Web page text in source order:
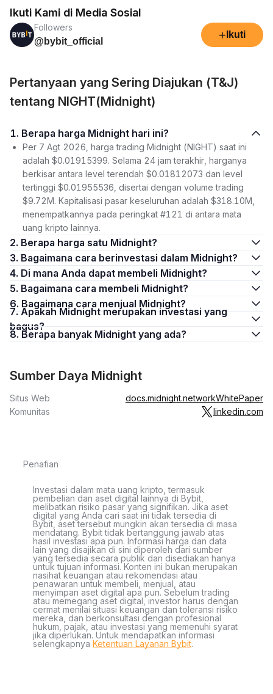
Ikuti Kami di Media Sosial
Followers
@bybit_official
+ Ikuti
Pertanyaan yang Sering Diajukan (T&J)
tentang NIGHT(Midnight)
1. Berapa harga Midnight hari ini?
Per 7 Agt 2026, harga trading Midnight (NIGHT) saat ini
adalah $0.01915399. Selama 24 jam terakhir, harganya
berkisar antara level terendah $0.01812073 dan level
tertinggi $0.01955536, disertai dengan volume trading
$9.72M. Kapitalisasi pasar keseluruhan adalah $318.10M,
menempatkannya pada peringkat #121 di antara mata
uang kripto lainnya.
2. Berapa harga satu Midnight?
3. Bagaimana cara berinvestasi dalam Midnight?
4. Di mana Anda dapat membeli Midnight?
5. Bagaimana cara membeli Midnight?
6. Bagaimana cara menjual Midnight?
7. Apakah Midnight merupakan investasi yang
bagus?
8. Berapa banyak Midnight yang ada?
Sumber Daya Midnight
Situs Web docs.midnight.networkWhitePaper
Komunitas
linkedin.com
Penafian
Investasi dalam mata uang kripto, termasuk
pembelian dan aset digital lainnya di Bybit,
melibatkan risiko pasar yang signifikan. Jika aset
digital yang Anda cari saat ini tidak tersedia di
Bybit, aset tersebut mungkin akan tersedia di masa
mendatang. Bybit tidak bertanggung jawab atas
hasil investasi apa pun. Informasi harga dan data
lain yang disajikan di sini diperoleh dari sumber
yang tersedia secara publik dan disediakan hanya
untuk tujuan informasi. Konten ini bukan merupakan
nasihat keuangan atau rekomendasi atau
penawaran untuk membeli, menjual, atau
menyimpan aset digital apa pun. Sebelum trading
atau memegang aset digital, investor harus dengan
cermat menilai situasi keuangan dan toleransi risiko
mereka, dan berkonsultasi dengan profesional
hukum, pajak, atau investasi yang memenuhi syarat
jika diperlukan. Untuk mendapatkan informasi
selengkapnya Ketentuan Layanan Bybit.